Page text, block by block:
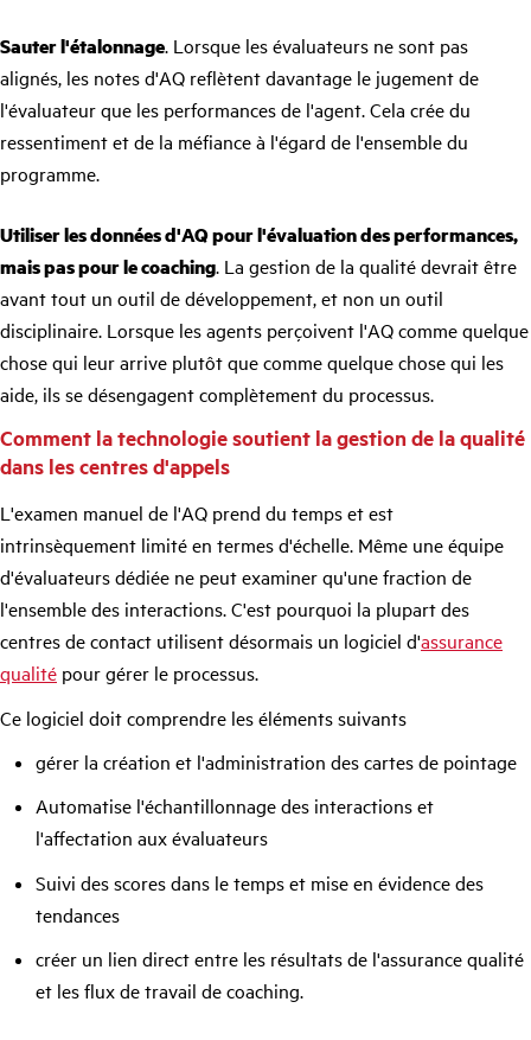
Sauter l'étalonnage. Lorsque les évaluateurs ne sont pas
alignés, les notes d'AQ reflètent davantage le jugement de
l'évaluateur que les performances de l'agent. Cela crée du
ressentiment et de la méfiance à l'égard de l'ensemble du
programme.
Utiliser les données d'AQ pour l'évaluation des performances,
mais pas pour le coaching. La gestion de la qualité devrait être
avant tout un outil de développement, et non un outil
disciplinaire. Lorsque les agents perçoivent l'AQ comme quelque
chose qui leur arrive plutôt que comme quelque chose qui les
aide, ils se désengagent complètement du processus.
Comment la technologie soutient la gestion de la qualité
dans les centres d'appels
L'examen manuel de l'AQ prend du temps et est
intrinsèquement limité en termes d'échelle. Même une équipe
d'évaluateurs dédiée ne peut examiner qu'une fraction de
l'ensemble des interactions. C'est pourquoi la plupart des
centres de contact utilisent désormais un logiciel d'assurance
qualité pour gérer le processus.
Ce logiciel doit comprendre les éléments suivants
gérer la création et l'administration des cartes de pointage
Automatise l'échantillonnage des interactions et
l'affectation aux évaluateurs
Suivi des scores dans le temps et mise en évidence des
tendances
créer un lien direct entre les résultats de l'assurance qualité
et les flux de travail de coaching.